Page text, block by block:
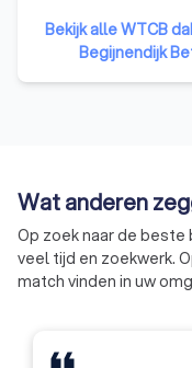
in 1960 om het
onderzoek in de
bevorderen en zo
verlenen van
voorlichting,
aan zijn leden, en
tot de algemene
ontwikkeling in de
van de industrie en
Bekijk alle WTCB
Begijnendijk
Wat anderen
Op zoek naar de beste
veel tijd en zoekwerk.
match vinden in uw